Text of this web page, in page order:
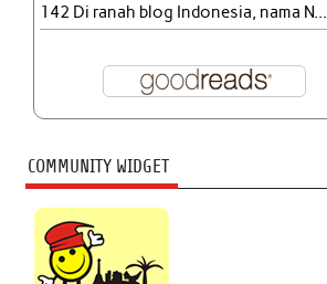
142 Di ranah blog Indonesia, nama N...
COMMUNITY WIDGET